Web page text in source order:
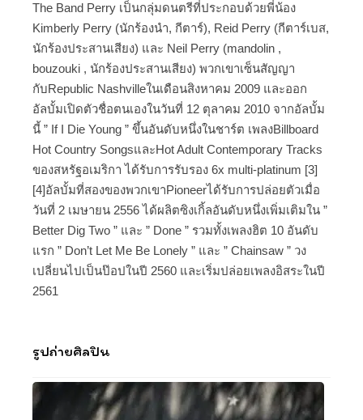
The Band Perry เป็นกลุ่มดนตรีที่ประกอบด้วยพี่น้อง
Kimberly Perry (นักร้องนำ, กีตาร์), Reid Perry (กีตาร์เบส,
นักร้องประสานเสียง) และ Neil Perry (mandolin ,
bouzouki , นักร้องประสานเสียง) พวกเขาเซ็นสัญญา
กับRepublic Nashvilleในเดือนสิงหาคม 2009 และออก
อัลบั้มเปิดตัวชื่อตนเองในวันที่ 12 ตุลาคม 2010 จากอัลบั้ม
นี้ ” If I Die Young ” ขึ้นอันดับหนึ่งในชาร์ต เพลงBillboard
Hot Country SongsและHot Adult Contemporary Tracks
ของสหรัฐอเมริกา ได้รับการรับรอง 6x multi-platinum [3]
[4]อัลบั้มที่สองของพวกเขาPioneerได้รับการปล่อยตัวเมื่อ
วันที่ 2 เมษายน 2556 ได้ผลิตซิงเกิ้ลอันดับหนึ่งเพิ่มเติมใน ”
Better Dig Two ” และ ” Done ” รวมทั้งเพลงฮิต 10 อันดับ
แรก ” Don’t Let Me Be Lonely ” และ ” Chainsaw ” วง
เปลี่ยนไปเป็นป๊อปในปี 2560 และเริ่มปล่อยเพลงอิสระในปี
2561
รูปถ่ายศิลปิน